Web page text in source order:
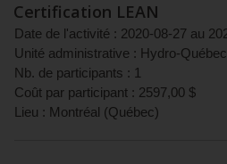
Certification LEAN
Date de l'activité : 2020-08-27 au
Unité administrative : Hydro-
Nb. de participants : 1
Coût par participant : 2597,00 $
Lieu : Montréal (Québec)